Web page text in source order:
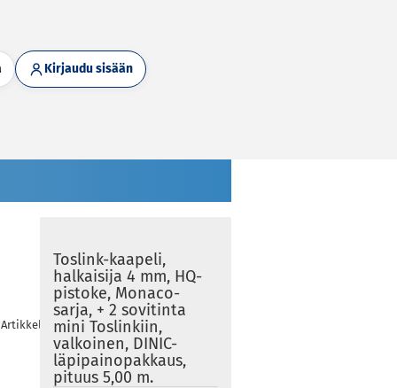
Kirjaudu sisään
tässä kategoriassa
Toslink-kaapeli,
halkaisija 4 mm, HQ-
pistoke, Monaco-
sarja, + 2 sovitinta
mini Toslinkiin,
valkoinen, DINIC-
läpipainopakkaus,
pituus 5,00 m.